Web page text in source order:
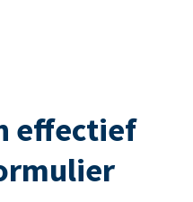
effectief